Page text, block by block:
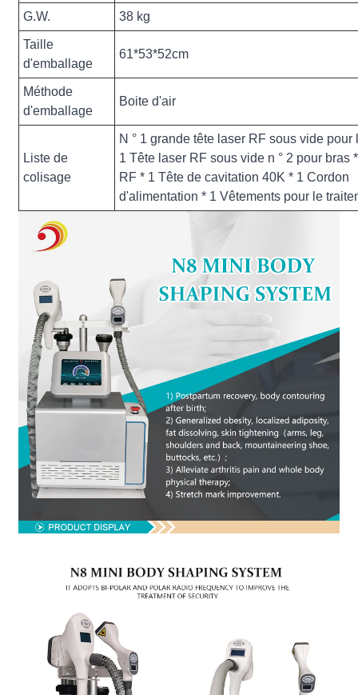
G.W. 38 kg
Taille
d'emballage
61*53*52cm
Méthode
d'emballage
Boite d'air
Liste de
colisage
N ° 1 grande tête laser RF sous vide pour
1 Tête laser RF sous vide n ° 2 pour bras
RF * 1 Tête de cavitation 40K * 1 Cordon
d'alimentation * 1 Vêtements pour le